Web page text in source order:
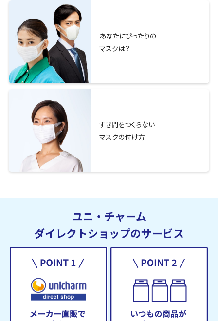
あなたにぴったりの
マスクは？
すき間をつくらない
マスクの付け方
ユニ・チャーム
ダイレクトショップのサービス